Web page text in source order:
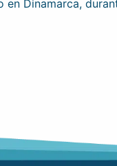
Dinamarca,